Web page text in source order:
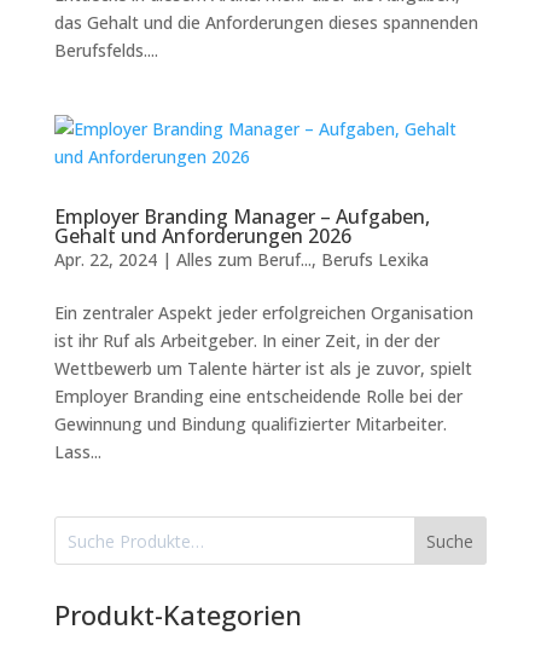
das Gehalt und die Anforderungen dieses spannenden
Berufsfelds....
Employer Branding Manager – Aufgaben,
Gehalt und Anforderungen 2026
Apr. 22, 2024| Alles zum Beruf..., Berufs Lexika
Ein zentraler Aspekt jeder erfolgreichen Organisation
ist ihr Ruf als Arbeitgeber. In einer Zeit, in der der
Wettbewerb um Talente härter ist als je zuvor, spielt
Employer Branding eine entscheidende Rolle bei der
Gewinnung und Bindung qualifizierter Mitarbeiter.
Lass...
Suche
Produkt-Kategorien